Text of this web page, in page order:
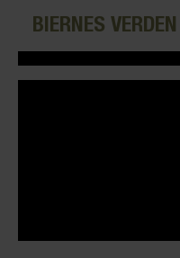
BIERNES VERDEN